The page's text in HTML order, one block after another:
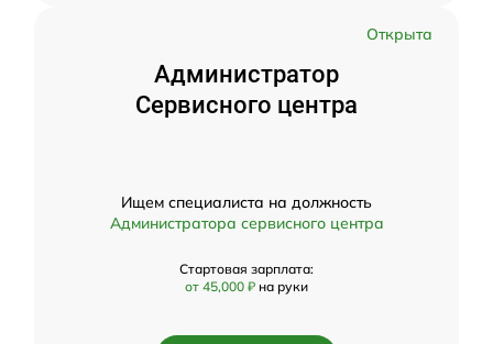
Открыта
Администратор
Сервисного центра
Ищем специалиста на должность
Администратора сервисного центра
Стартовая зарплата:
от 45,000 ₽ на руки